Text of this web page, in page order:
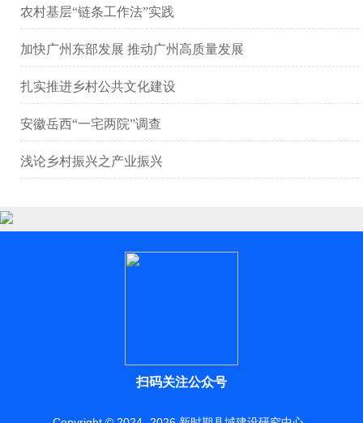
农村基层“链条工作法”实践
加快广州东部发展 推动广州高质量发展
扎实推进乡村公共文化建设
安徽岳西“一宅两院”调查
浅论乡村振兴之产业振兴
扫码关注公众号